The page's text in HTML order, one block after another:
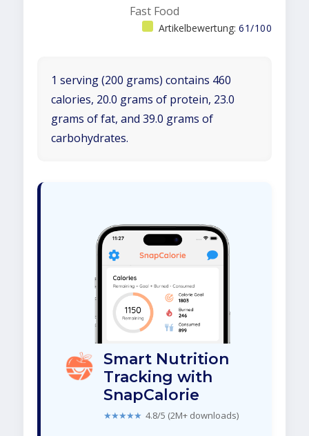
Fast Food
Artikelbewertung: 61/100
1 serving (200 grams) contains 460
calories, 20.0 grams of protein, 23.0
grams of fat, and 39.0 grams of
carbohydrates.
Smart Nutrition
Tracking with
SnapCalorie
★★★★★ 4.8/5 (2M+ downloads)